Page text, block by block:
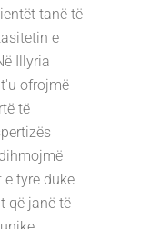
tanë të
e
Illyria
ofrojmë
të
tyre duke
që janë të